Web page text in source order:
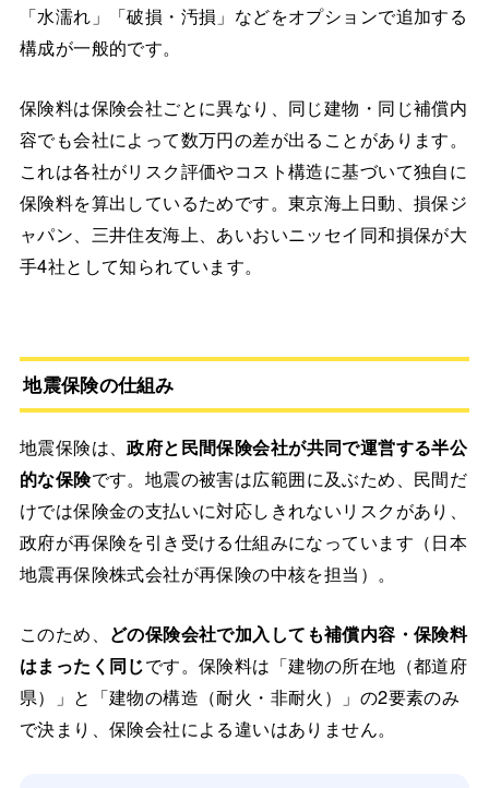
「水濡れ」「破損・汚損」などをオプションで追加する
構成が一般的です。
保険料は保険会社ごとに異なり、同じ建物・同じ補償内
容でも会社によって数万円の差が出ることがあります。
これは各社がリスク評価やコスト構造に基づいて独自に
保険料を算出しているためです。東京海上日動、損保ジ
ャパン、三井住友海上、あいおいニッセイ同和損保が大
手4社として知られています。
地震保険の仕組み
地震保険は、政府と民間保険会社が共同で運営する半公
的な保険です。地震の被害は広範囲に及ぶため、民間だ
けでは保険金の支払いに対応しきれないリスクがあり、
政府が再保険を引き受ける仕組みになっています（日本
地震再保険株式会社が再保険の中核を担当）。
このため、 どの保険会社で加入しても補償内容・保険料
はまったく同じです。保険料は「建物の所在地（都道府
県）」と「建物の構造（耐火・非耐火）」の2要素のみ
で決まり、保険会社による違いはありません。